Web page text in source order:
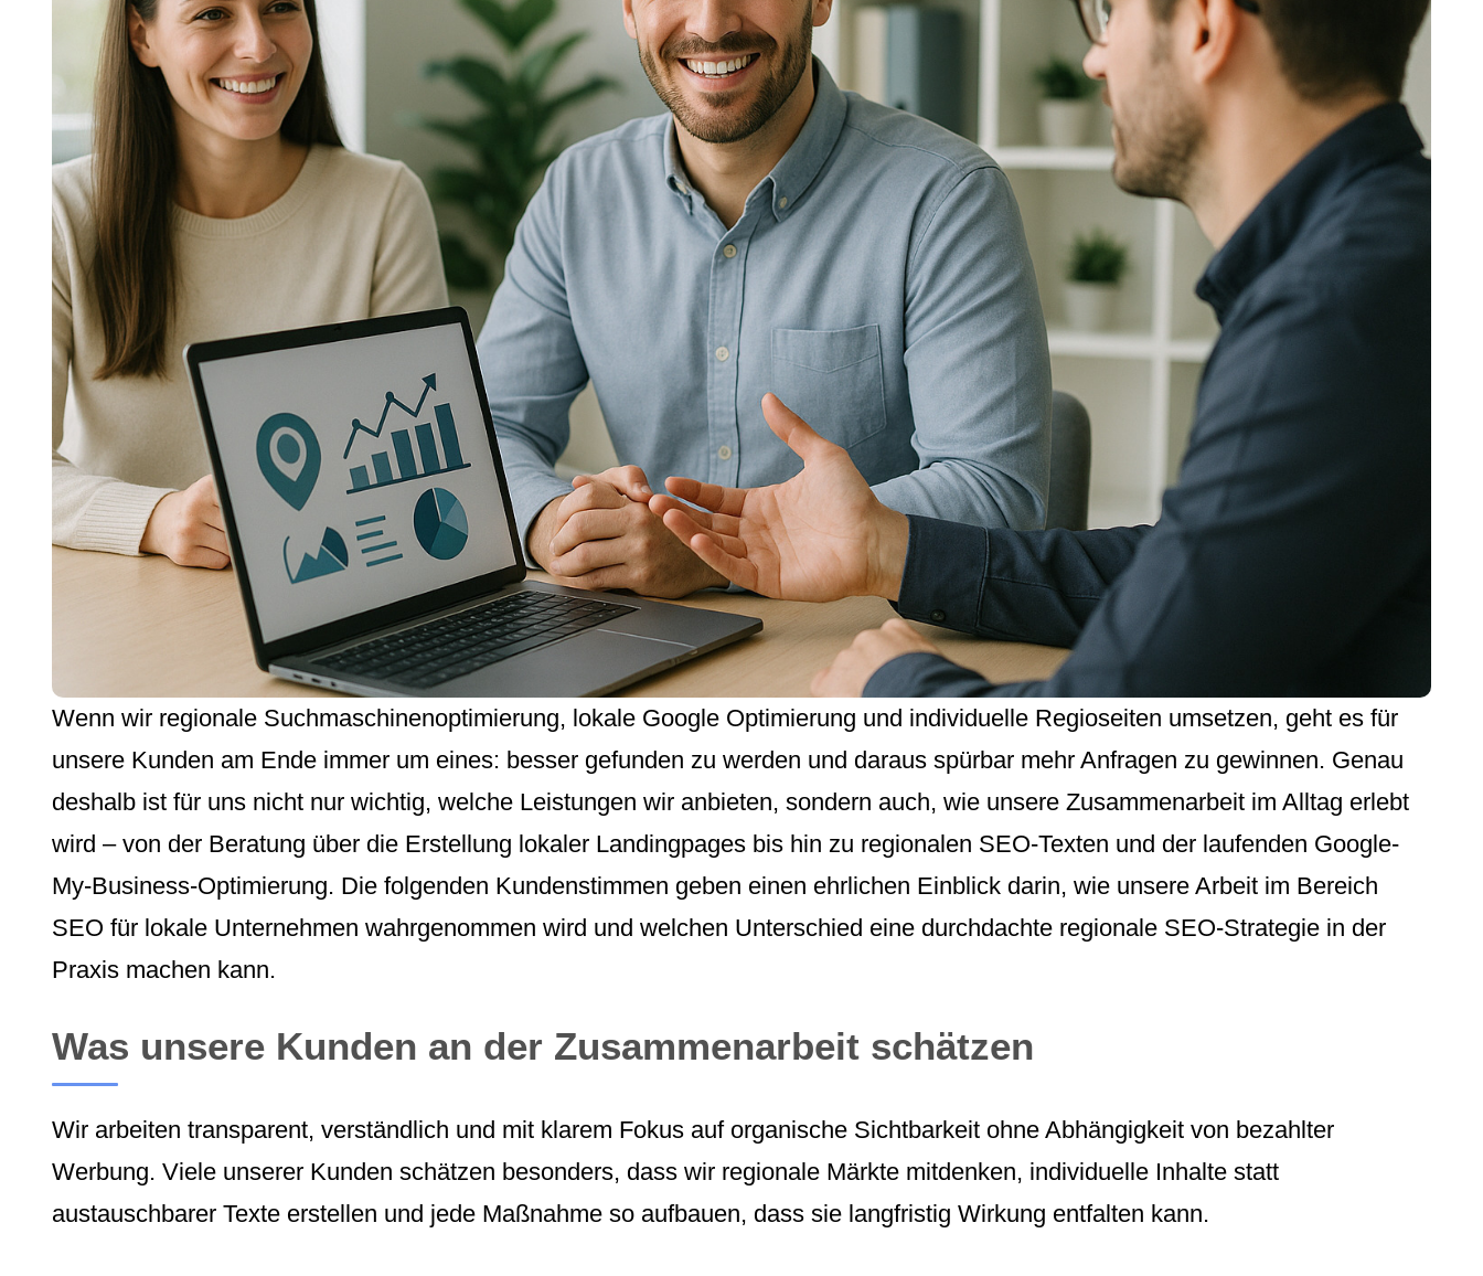
Wenn wir regionale Suchmaschinenoptimierung, lokale Google Optimierung und individuelle Regioseiten umsetzen, geht es für
unsere Kunden am Ende immer um eines: besser gefunden zu werden und daraus spürbar mehr Anfragen zu gewinnen. Genau
deshalb ist für uns nicht nur wichtig, welche Leistungen wir anbieten, sondern auch, wie unsere Zusammenarbeit im Alltag erlebt
wird – von der Beratung über die Erstellung lokaler Landingpages bis hin zu regionalen SEO-Texten und der laufenden Google-
My-Business-Optimierung. Die folgenden Kundenstimmen geben einen ehrlichen Einblick darin, wie unsere Arbeit im Bereich
SEO für lokale Unternehmen wahrgenommen wird und welchen Unterschied eine durchdachte regionale SEO-Strategie in der
Praxis machen kann.
Was unsere Kunden an der Zusammenarbeit schätzen
Wir arbeiten transparent, verständlich und mit klarem Fokus auf organische Sichtbarkeit ohne Abhängigkeit von bezahlter
Werbung. Viele unserer Kunden schätzen besonders, dass wir regionale Märkte mitdenken, individuelle Inhalte statt
austauschbarer Texte erstellen und jede Maßnahme so aufbauen, dass sie langfristig Wirkung entfalten kann.